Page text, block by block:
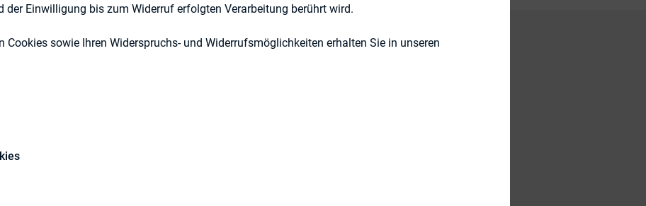
a public company to disclose the ratio of the compensation of its
(CEO) to the median compensation of its employees. The new rule,
in calculating this pay ratio, and helps inform shareholders
on pay.”
der Einwilligung bis zum Widerruf erfolgten Verarbeitung berührt wird.
Cookies sowie Ihren Widerspruchs- und Widerrufsmöglichkeiten erhalten Sie in unseren